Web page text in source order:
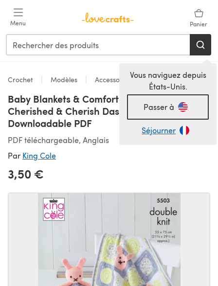
Menu Panier
Vous naviguez depuis
États-Unis.
Passer à
Séjourner
Crochet Modèles Accessoires
Baby Blankets & Comforter Toys in King Cole
Cherished & Cherish Dash DK - 5503 -
Downloadable PDF
PDF téléchargeable, Anglais
Par King Cole
3,50 €